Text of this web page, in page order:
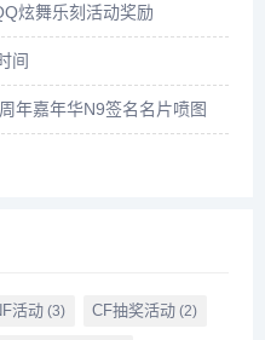
炫舞乐刻活动奖励
间
年嘉年华N9签名名片喷图
活动 (3) CF抽奖活动 (2)